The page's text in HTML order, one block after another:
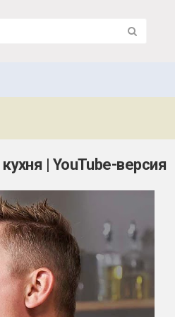
| YouTube-версия